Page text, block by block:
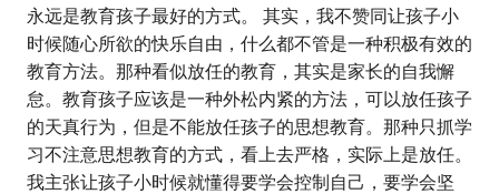
永远是教育孩子最好的方式。 其实，我不赞同让孩子小
时候随心所欲的快乐自由，什么都不管是一种积极有效的
教育方法。那种看似放任的教育，其实是家长的自我懈
怠。教育孩子应该是一种外松内紧的方法，可以放任孩子
的天真行为，但是不能放任孩子的思想教育。那种只抓学
习不注意思想教育的方式，看上去严格，实际上是放任。
我主张让孩子小时候就懂得要学会控制自己，要学会坚